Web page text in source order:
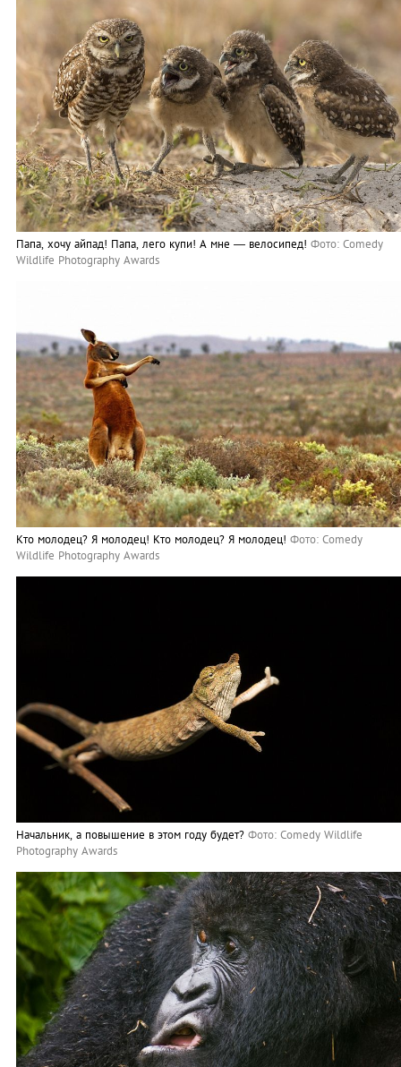
Папа, хочу айпад! Папа, лего купи! А мне — велосипед! Фото: Comedy
Wildlife Photography Awards
Кто молодец? Я молодец! Кто молодец? Я молодец! Фото: Comedy
Wildlife Photography Awards
Начальник, а повышение в этом году будет? Фото: Comedy Wildlife
Photography Awards